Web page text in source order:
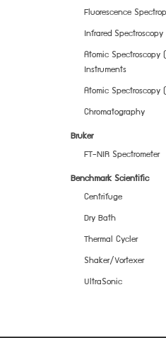
Fluorescence
Infrared
Atomic Spectroscopy
Instruments
Atomic
Chromatography
Bruker
FT-NIR Spectrometer
Benchmark Scientific
Centrifuge
Dry Bath
Thermal Cycler
Shaker/Vortexer
UltraSonic